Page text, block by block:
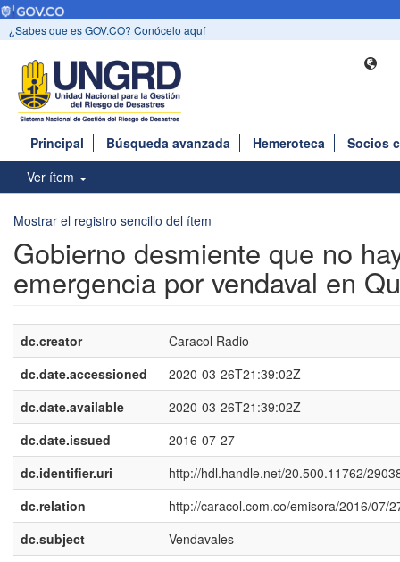
¿Sabes que es GOV.CO? Conócelo aquí
Principal Búsqueda avanzada Hemeroteca
Socios
Ver ítem
Mostrar el registro sencillo del ítem
Gobierno desmiente que no
emergencia por vendaval en
dc.creator
Caracol Radio
dc.date.accessioned
2020-03-26T21:39:02Z
dc.date.available
2020-03-26T21:39:02Z
dc.date.issued
2016-07-27
dc.identifier.uri
http://hdl.handle.net/20.500.11762/
dc.relation
http://caracol.com.co/emisora/2016/07/
dc.subject
Vendavales